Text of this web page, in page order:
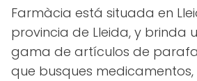
Farmàcia está situada en
provincia de Lleida, y brinda
gama de artículos de
que busques